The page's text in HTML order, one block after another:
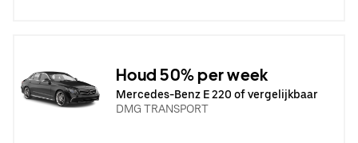
Houd 50% per week
Mercedes-Benz E 220 of vergelijkbaar
DMG TRANSPORT